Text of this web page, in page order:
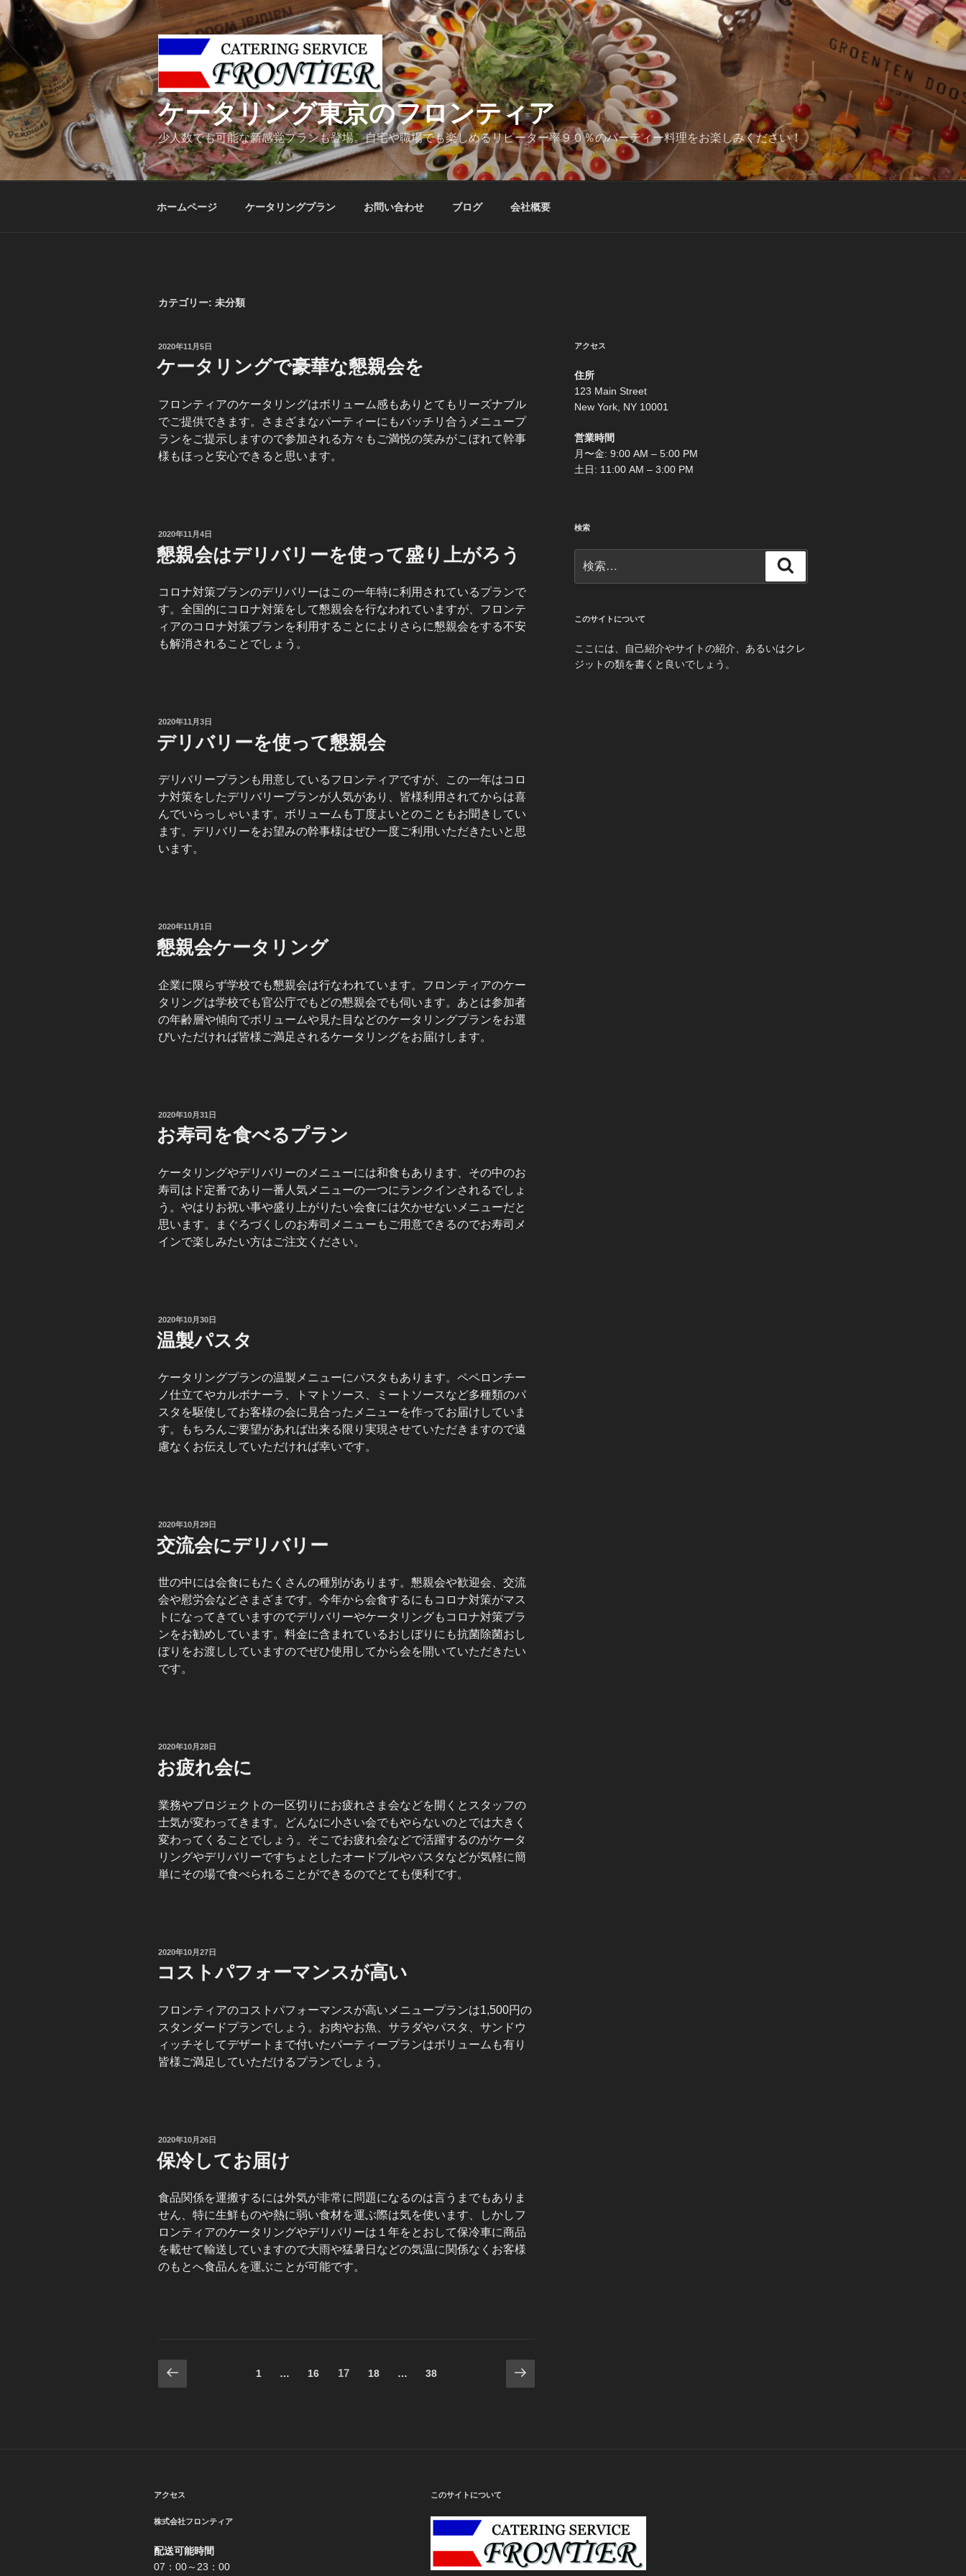
ン
テ
ン
へ
ス
キ
ッ
プ
ケータリング東京のフロンティア
少人数でも可能な新感覚プランも登場。自宅や職場でも楽しめるリピーター率９０％のパーティー料理をお楽しみください！
ホームページ ケータリングプラン お問い合わせ ブログ 会社概要
カテゴリー: 未分類
投
稿
日:
2020年11月5日
ケータリングで豪華な懇親会を
フロンティアのケータリングはボリューム感もありとてもリーズナブル
でご提供できます。さまざまなパーティーにもバッチリ合うメニュープ
ランをご提示しますので参加される方々もご満悦の笑みがこぼれて幹事
様もほっと安心できると思います。
投
稿
日:
2020年11月4日
懇親会はデリバリーを使って盛り上がろう
コロナ対策プランのデリバリーはこの一年特に利用されているプランで
す。全国的にコロナ対策をして懇親会を行なわれていますが、フロンテ
ィアのコロナ対策プランを利用することによりさらに懇親会をする不安
も解消されることでしょう。
投
日:
2020年11月3日
デリバリーを使って懇親会
デリバリープランも用意しているフロンティアですが、この一年はコロ
ナ対策をしたデリバリープランが人気があり、皆様利用されてからは喜
んでいらっしゃいます。ボリュームも丁度よいとのこともお聞きしてい
ます。デリバリーをお望みの幹事様はぜひ一度ご利用いただきたいと思
います。
投
稿
日:
2020年11月1日
懇親会ケータリング
企業に限らず学校でも懇親会は行なわれています。フロンティアのケー
タリングは学校でも官公庁でもどの懇親会でも伺います。あとは参加者
の年齢層や傾向でボリュームや見た目などのケータリングプランをお選
びいただければ皆様ご満足されるケータリングをお届けします。
投
稿
日:
2020年10月31日
お寿司を食べるプラン
ケータリングやデリバリーのメニューには和食もあります、その中のお
寿司はド定番であり一番人気メニューの一つにランクインされるでしょ
う。やはりお祝い事や盛り上がりたい会食には欠かせないメニューだと
思います。まぐろづくしのお寿司メニューもご用意できるのでお寿司メ
インで楽しみたい方はご注文ください。
投
稿
日:
2020年10月30日
温製パスタ
ケータリングプランの温製メニューにパスタもあります。ペペロンチー
ノ仕立てやカルボナーラ、トマトソース、ミートソースなど多種類のパ
スタを駆使してお客様の会に見合ったメニューを作ってお届けしていま
す。もちろんご要望があれば出来る限り実現させていただきますので遠
慮なくお伝えしていただければ幸いです。
投
稿
日:
2020年10月29日
交流会にデリバリー
世の中には会食にもたくさんの種別があります。懇親会や歓迎会、交流
会や慰労会などさまざまです。今年から会食するにもコロナ対策がマス
トになってきていますのでデリバリーやケータリングもコロナ対策プラ
ンをお勧めしています。料金に含まれているおしぼりにも抗菌除菌おし
ぼりをお渡ししていますのでぜひ使用してから会を開いていただきたい
です。
投
日:
2020年10月28日
お疲れ会に
業務やプロジェクトの一区切りにお疲れさま会などを開くとスタッフの
士気が変わってきます。どんなに小さい会でもやらないのとでは大きく
変わってくることでしょう。そこでお疲れ会などで活躍するのがケータ
リングやデリバリーですちょとしたオードブルやパスタなどが気軽に簡
単にその場で食べられることができるのでとても便利です。
投
日:
2020年10月27日
コストパフォーマンスが高い
フロンティアのコストパフォーマンスが高いメニュープランは1,500円の
スタンダードプランでしょう。お肉やお魚、サラダやパスタ、サンドウ
ィッチそしてデザートまで付いたパーティープランはボリュームも有り
皆様ご満足していただけるプランでしょう。
投
稿
日:
2020年10月26日
保冷してお届け
食品関係を運搬するには外気が非常に問題になるのは言うまでもありま
せん、特に生鮮ものや熱に弱い食材を運ぶ際は気を使います、しかしフ
ロンティアのケータリングやデリバリーは１年をとおして保冷車に商品
を載せて輸送していますので大雨や猛暑日などの気温に関係なくお客様
のもとへ食品んを運ぶことが可能です。
投
ジ
送
り
前
の
固
1 …
固
16
固
17
固
18 …
固
38
次
の
アクセス
住所
123 Main Street
New York, NY 10001
営業時間
月〜金: 9:00 AM – 5:00 PM
土日: 11:00 AM – 3:00 PM
検索
索:
索
このサイトについて
ここには、自己紹介やサイトの紹介、あるいはクレ
ジットの類を書くと良いでしょう。
アクセス
株式会社フロンティア
配送可能時間
07：00～23：00
このサイトについて